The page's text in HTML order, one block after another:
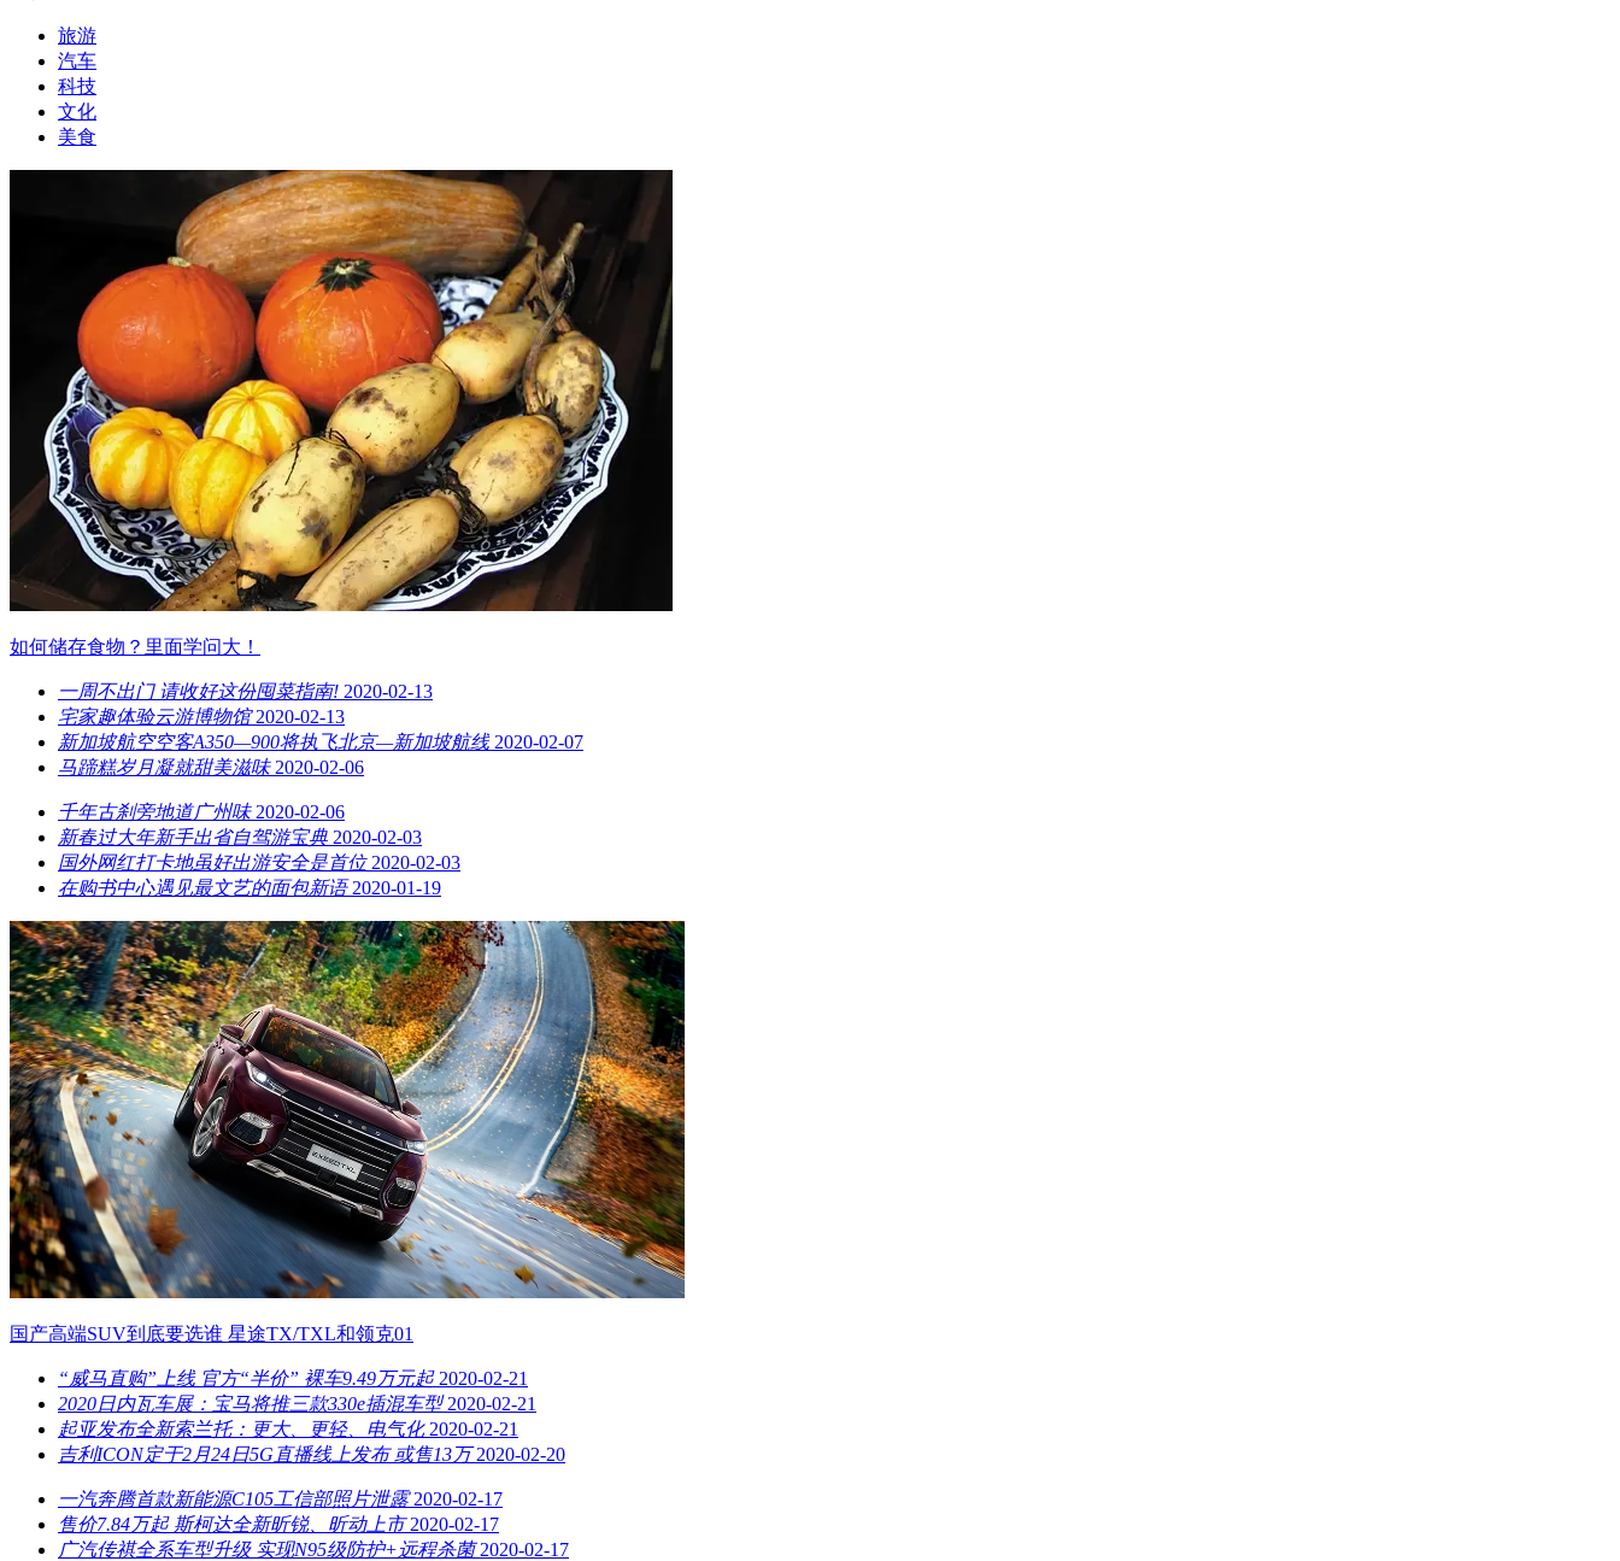
旅游
汽车
科技
文化
美食
如何储存食物？里面学问大！
一周不出门 请收好这份囤菜指南! 2020-02-13
宅家趣体验云游博物馆 2020-02-13
新加坡航空空客A350—900将执飞北京—新加坡航线 2020-02-07
马蹄糕岁月凝就甜美滋味 2020-02-06
千年古刹旁地道广州味 2020-02-06
新春过大年新手出省自驾游宝典 2020-02-03
国外网红打卡地虽好出游安全是首位 2020-02-03
在购书中心遇见最文艺的面包新语 2020-01-19
国产高端SUV到底要选谁 星途TX/TXL和领克01
“威马直购”上线 官方“半价” 裸车9.49万元起 2020-02-21
2020日内瓦车展：宝马将推三款330e插混车型 2020-02-21
起亚发布全新索兰托：更大、更轻、电气化 2020-02-21
吉利ICON定于2月24日5G直播线上发布 或售13万 2020-02-20
一汽奔腾首款新能源C105工信部照片泄露 2020-02-17
售价7.84万起 斯柯达全新昕锐、昕动上市 2020-02-17
广汽传祺全系车型升级 实现N95级防护+远程杀菌 2020-02-17